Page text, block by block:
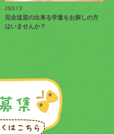
2020.7.8
完全送迎の出来る学童をお探しの方
はいませんか？